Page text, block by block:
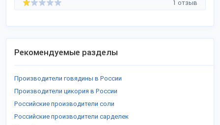
1 отзыв
Рекомендуемые разделы
Производители говядины в России
Производители цикория в России
Российские производители соли
Российские производители сарделек